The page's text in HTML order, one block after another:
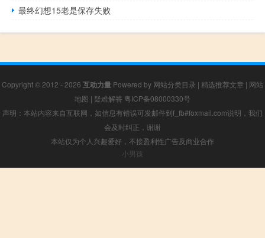
最终幻想15老是保存失败
Copyright © 2012 - 2026 互动力量 Powered by 网站分类目录 | 精选推荐文章 | 网站
地图 | 疑难解答 粤ICP备08000330号
声明：本站内容来自互联网，如信息有错误可发邮件到f_fb#foxmail.com说明，我们
会及时纠正，谢谢
本站仅为个人兴趣爱好，不接盈利性广告及商业合作
小男孩